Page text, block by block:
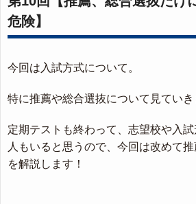
危険】
今回は入試方式について。
特に推薦や総合選抜について見ていき
定期テストも終わって、志望校や入
人もいると思うので、今回は改めて
を解説します！